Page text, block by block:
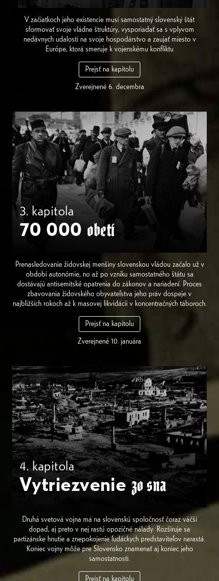
V začiatkoch jeho existencie musí samostatný slovenský štát
sformovať svoje vládne štruktúry, vysporiadať sa s vplyvom
nedávnych udalostí na svoje hospodárstvo a zaujať miesto v
Európe, ktorá smeruje k vojenskému konfliktu
Prejsť na kapitolu
Zverejnené 6. decembra
3. kapitola
70 000 obetí
Prenasledovanie židovskej menšiny slovenskou vládou začalo už v
období autonómie, no až po vzniku samostatného štátu sa
dostávajú antisemitské opatrenia do zákonov a nariadení. Proces
zbavovania židovského obyvateľstva jeho práv dospeje v
najbližších rokoch až k masovej likvidácii v koncentračných táboroch.
Prejsť na kapitolu
Zverejnené 10. januára
4. kapitola
Vytriezvenie zo sna
Druhá svetová vojna má na slovenskú spoločnosť čoraz väčší
dopad, aj preto v nej rastú opozičné nálady. Rozširuje sa
partizánske hnutie a znepokojenie ľudáckych predstaviteľov narastá.
Koniec vojny môže pre Slovensko znamenať aj koniec jeho
samostatnosti.
Prejsť na kapitolu